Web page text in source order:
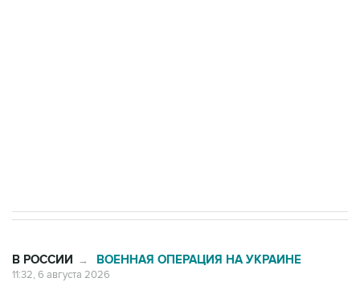
В РОССИИ → ВОЕННАЯ ОПЕРАЦИЯ НА УКРАИНЕ
11:32, 6 августа 2026